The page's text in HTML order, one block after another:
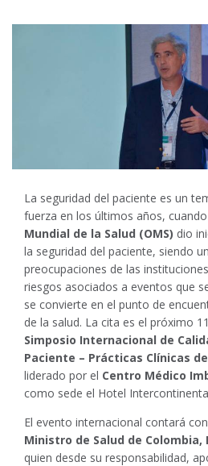
La seguridad del paciente es un
fuerza en los últimos años,
Mundial de la Salud (OMS) dio
la seguridad del paciente, siendo
preocupaciones de las
riesgos asociados a eventos que
se convierte en el punto de
de la salud. La cita es el próximo
Simposio Internacional de
Paciente – Prácticas Clínicas
liderado por el Centro Médico
como sede el Hotel
El evento internacional contará
Ministro de Salud de Colombia,
quien desde su responsabilidad,